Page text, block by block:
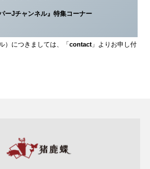
ーJチャンネル』特集コーナー
）につきましては、「 contact」よりお申し付